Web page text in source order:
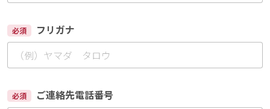
必須 フリガナ
必須 ご連絡先電話番号